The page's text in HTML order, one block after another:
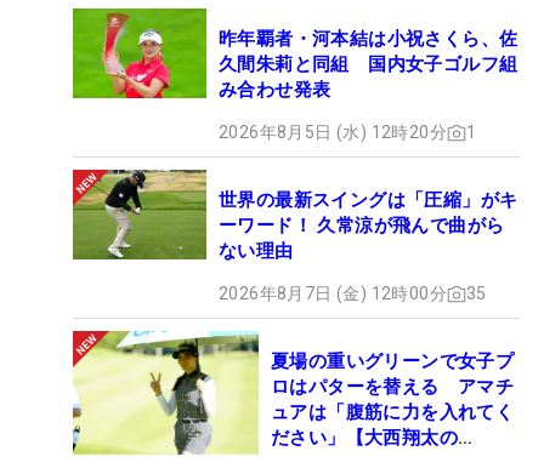
昨年覇者・河本結は小祝さくら、佐
久間朱莉と同組 国内女子ゴルフ組
み合わせ発表
2026年8月5日 (水) 12時20分 1
世界の最新スイングは「圧縮」がキ
ーワード！ 久常涼が飛んで曲がら
ない理由
2026年8月7日 (金) 12時00分 35
夏場の重いグリーンで女子プ
ロはパターを替える アマチ
ュアは「腹筋に力を入れてく
ださい」【大西翔太の